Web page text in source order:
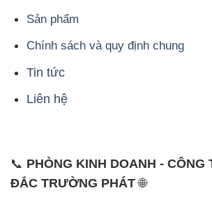
Sản phẩm
Chính sách và quy định chung
Tin tức
Liên hệ
📞 PHÒNG KINH DOANH - CÔNG
ĐẮC TRƯỜNG PHÁT🌐